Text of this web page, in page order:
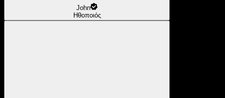
John
Ηθοποιός